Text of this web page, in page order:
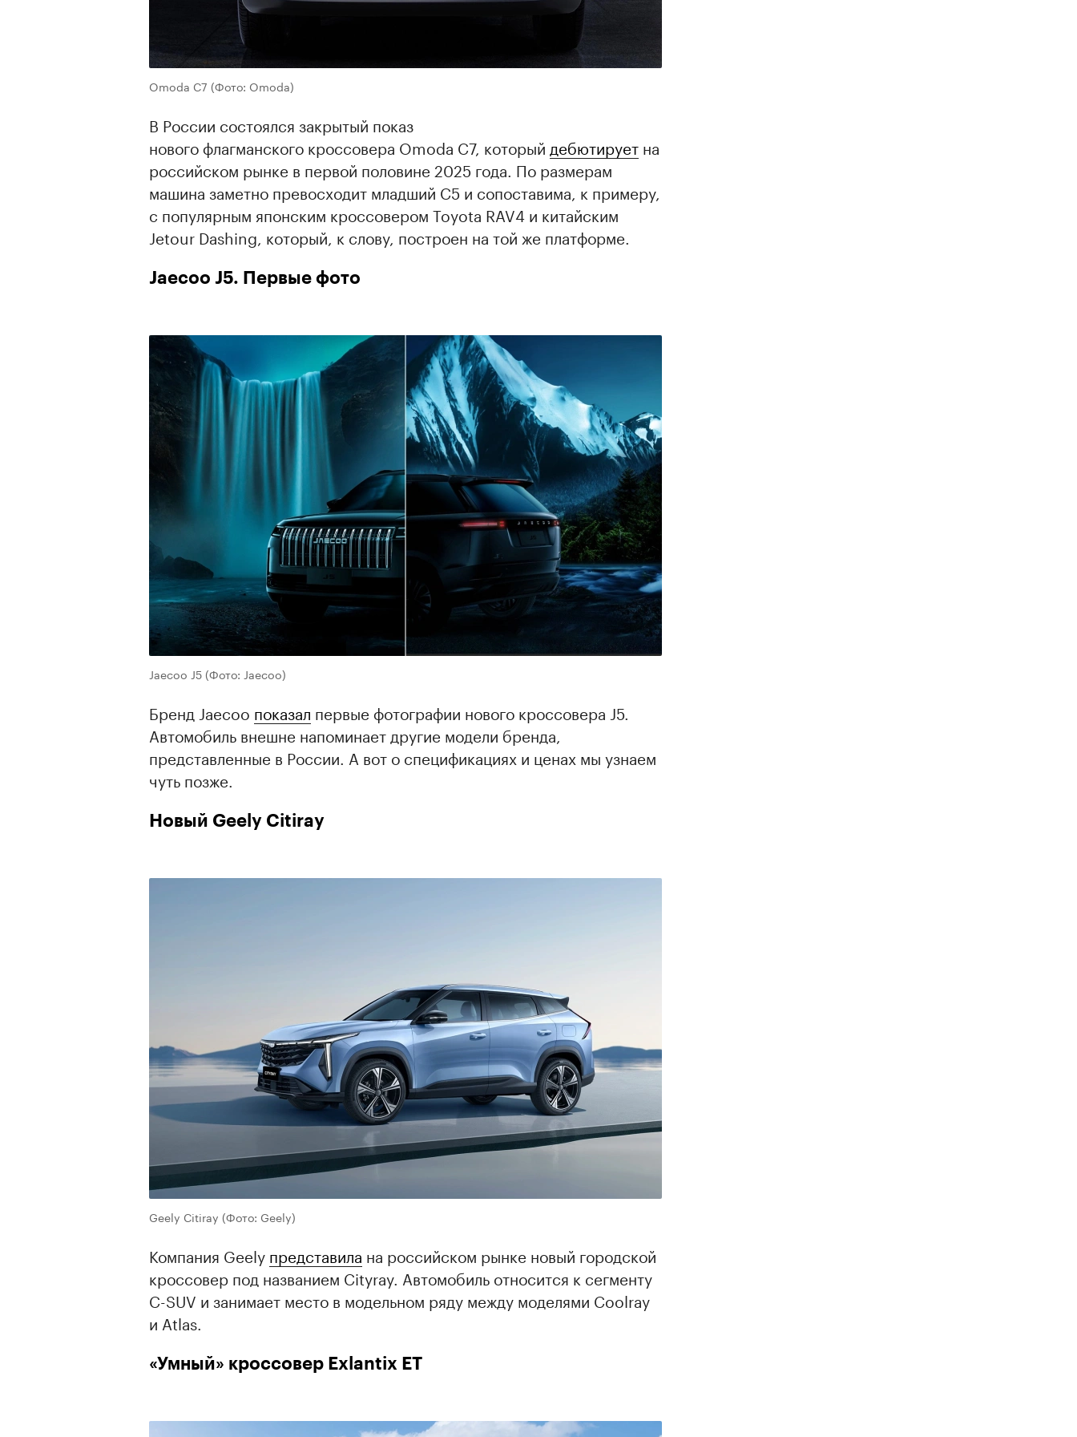
Omoda C7 (Фото: Omoda)
В России состоялся закрытый показ
нового флагманского кроссовера Omoda C7, который дебютирует на
российском рынке в первой половине 2025 года. По размерам
машина заметно превосходит младший C5 и сопоставима, к примеру,
с популярным японским кроссовером Toyota RAV4 и китайским
Jetour Dashing, который, к слову, построен на той же платформе.
Jaecoo J5. Первые фото
Jaecoo J5(Фото: Jaecoo)
Бренд Jaecoo показал первые фотографии нового кроссовера J5.
Автомобиль внешне напоминает другие модели бренда,
представленные в России. А вот о спецификациях и ценах мы узнаем
чуть позже.
Новый Geely Citiray
Geely Citiray (Фото: Geely)
Компания Geely представила на российском рынке новый городской
кроссовер под названием Cityray. Автомобиль относится к сегменту
C-SUV и занимает место в модельном ряду между моделями Coolray
и Atlas.
«Умный» кроссовер Exlantix ET